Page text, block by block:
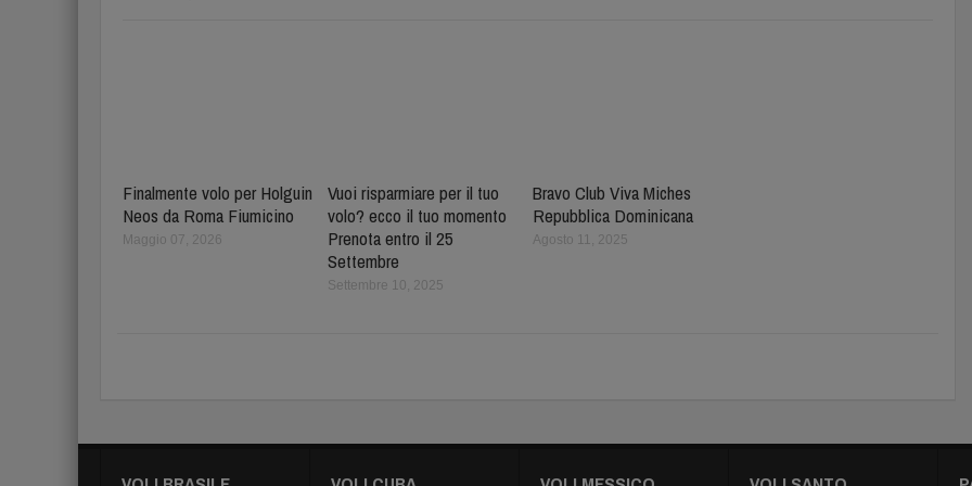
Finalmente volo per Holguin
Neos da Roma Fiumicino
Maggio 07, 2026
Vuoi risparmiare per il tuo
volo? ecco il tuo momento
Prenota entro il 25
Settembre
Settembre 10, 2025
Bravo Club Viva Miches
Repubblica Dominicana
Agosto 11, 2025